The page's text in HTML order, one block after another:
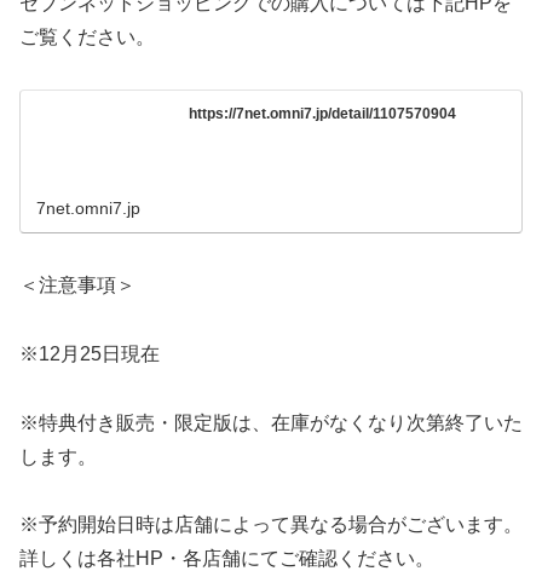
ご覧ください。
https://7net.omni7.jp/detail/1107570904
7net.omni7.jp
＜注意事項＞
※12月25日現在
※特典付き販売・限定版は、在庫がなくなり次第終了いた
します。
※予約開始日時は店舗によって異なる場合がございます。
詳しくは各社HP・各店舗にてご確認ください。